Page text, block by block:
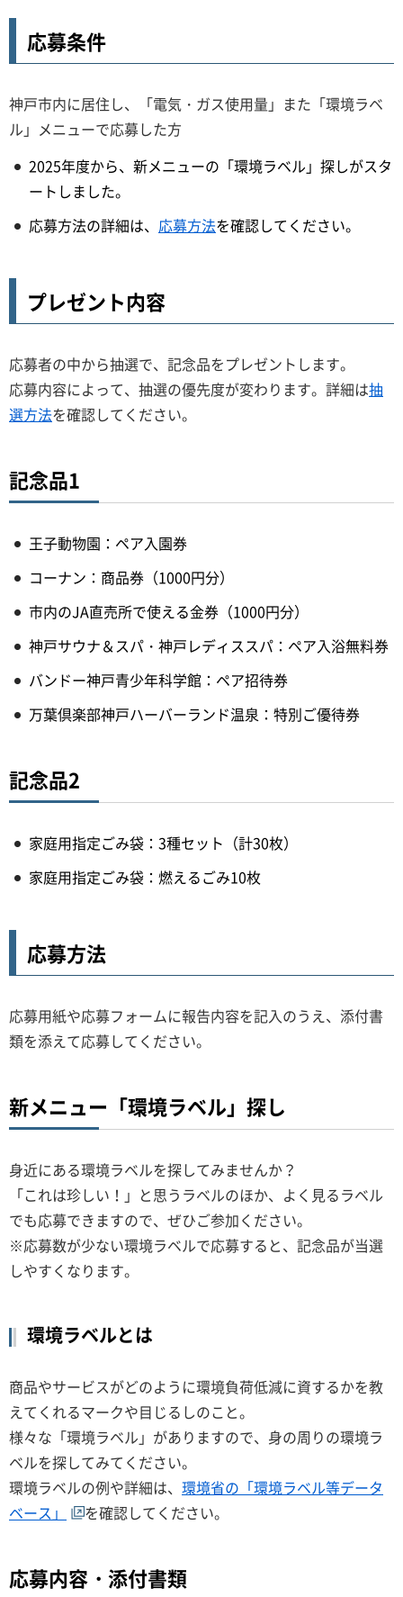
応募条件
神戸市内に居住し、「電気・ガス使用量」また「環境ラベ
ル」メニューで応募した方
2025年度から、新メニューの「環境ラベル」探しがスタ
ートしました。
応募方法の詳細は、 応募方法を確認してください。
プレゼント内容
応募者の中から抽選で、記念品をプレゼントします。
応募内容によって、抽選の優先度が変わります。詳細は抽
選方法を確認してください。
記念品1
王子動物園：ペア入園券
コーナン：商品券（1000円分）
市内のJA直売所で使える金券（1000円分）
神戸サウナ＆スパ・神戸レディススパ：ペア入浴無料券
バンドー神戸青少年科学館：ペア招待券
万葉倶楽部神戸ハーバーランド温泉：特別ご優待券
記念品2
家庭用指定ごみ袋：3種セット（計30枚）
家庭用指定ごみ袋：燃えるごみ10枚
応募方法
応募用紙や応募フォームに報告内容を記入のうえ、添付書
類を添えて応募してください。
新メニュー「環境ラベル」探し
身近にある環境ラベルを探してみませんか？
「これは珍しい！」と思うラベルのほか、よく見るラベル
でも応募できますので、ぜひご参加ください。
※応募数が少ない環境ラベルで応募すると、記念品が当選
しやすくなります。
環境ラベルとは
商品やサービスがどのように環境負荷低減に資するかを教
えてくれるマークや目じるしのこと。
様々な「環境ラベル」がありますので、身の周りの環境ラ
ベルを探してみてください。
環境ラベルの例や詳細は、 環境省の「環境ラベル等データ
ベース」
を確認してください。
応募内容・添付書類